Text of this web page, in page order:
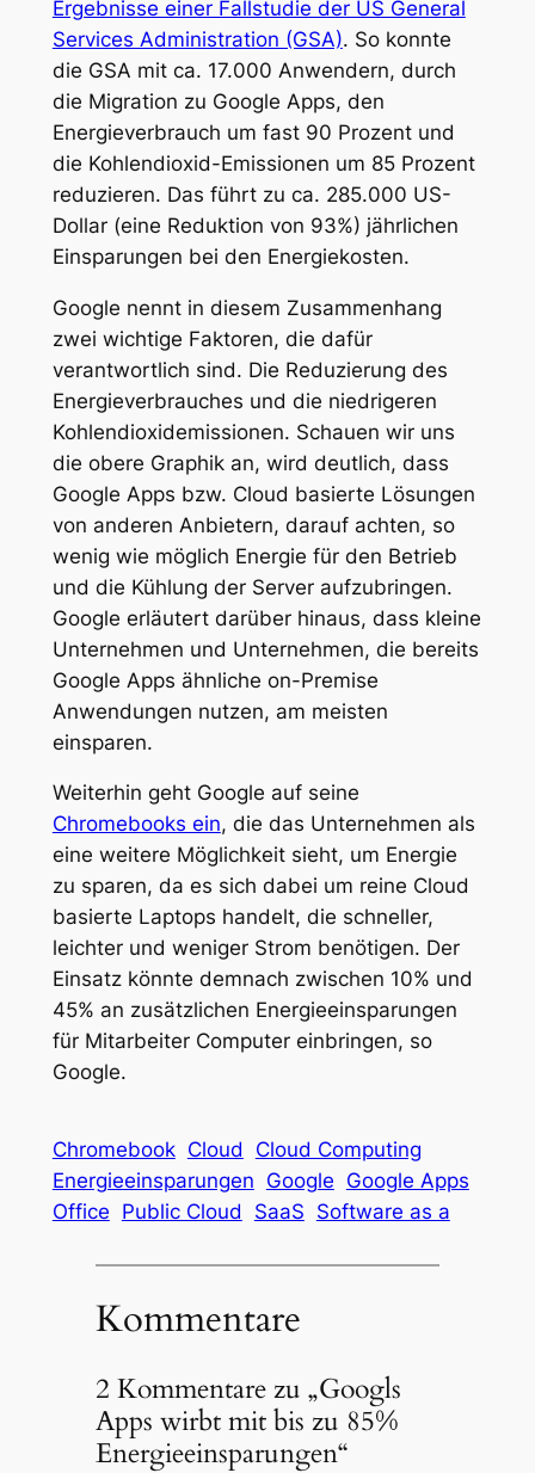
Ergebnisse einer Fallstudie der US General
Services Administration (GSA). So konnte
die GSA mit ca. 17.000 Anwendern, durch
die Migration zu Google Apps, den
Energieverbrauch um fast 90 Prozent und
die Kohlendioxid-Emissionen um 85 Prozent
reduzieren. Das führt zu ca. 285.000 US-
Dollar (eine Reduktion von 93%) jährlichen
Einsparungen bei den Energiekosten.
Google nennt in diesem Zusammenhang
zwei wichtige Faktoren, die dafür
verantwortlich sind. Die Reduzierung des
Energieverbrauches und die niedrigeren
Kohlendioxidemissionen. Schauen wir uns
die obere Graphik an, wird deutlich, dass
Google Apps bzw. Cloud basierte Lösungen
von anderen Anbietern, darauf achten, so
wenig wie möglich Energie für den Betrieb
und die Kühlung der Server aufzubringen.
Google erläutert darüber hinaus, dass kleine
Unternehmen und Unternehmen, die bereits
Google Apps ähnliche on-Premise
Anwendungen nutzen, am meisten
einsparen.
Weiterhin geht Google auf seine
Chromebooks ein, die das Unternehmen als
eine weitere Möglichkeit sieht, um Energie
zu sparen, da es sich dabei um reine Cloud
basierte Laptops handelt, die schneller,
leichter und weniger Strom benötigen. Der
Einsatz könnte demnach zwischen 10% und
45% an zusätzlichen Energieeinsparungen
für Mitarbeiter Computer einbringen, so
Google.
Chromebook Cloud
Cloud Computing
Energieeinsparungen Google Google Apps
Office Public Cloud SaaS Software as a
Kommentare
2 Kommentare zu „Googls
Apps wirbt mit bis zu 85%
Energieeinsparungen“